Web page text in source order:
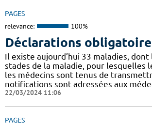
PAGES
relevance: 100%
Déclarations
Il existe aujourd’hui 33 maladies, dont
stades de la maladie, pour lesquelles
les médecins sont tenus de
notifications sont adressées aux
22/03/2024 11:06
PAGES